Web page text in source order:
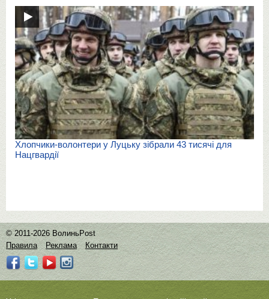
Хлопчики-волонтери у Луцьку зібрали 43 тисячі для
Нацгвардії
© 2011-2026 ВолиньPost
Правила
Реклама Контакти